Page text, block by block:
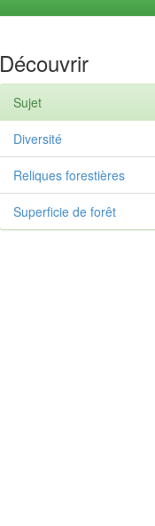
Découvrir
Sujet
Diversité
Reliques forestières
Superficie de forêt